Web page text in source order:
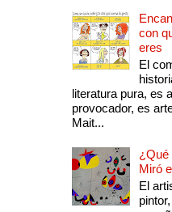
con
eres
El
literatura pura, es
provocador, es
Mait...
¿Qué
Miró
El